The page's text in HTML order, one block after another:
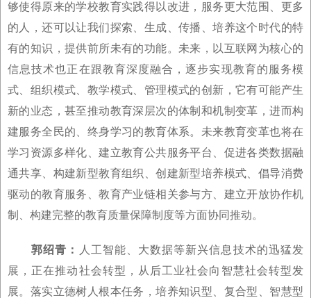
够使得原来的学校教育实践得以改进，服务更大范围、更多
的人，还可以让我们探索、生成、传播、培养这个时代的特
有的知识，提供前所未有的功能。未来，以互联网为核心的
信息技术也正在跟教育深度融合，逐步实现教育的服务模
式、组织模式、教学模式、管理模式的创新，它有可能产生
新的业态，甚至推动教育深层次的体制和机制变革，进而构
建服务全民的、终身学习的教育体系。未来教育变革也将在
学习资源多样化、建立教育公共服务平台、促进各类数据融
通共享、构建新型教育组织、创建新型培养模式、倡导消费
驱动的教育服务、教育产业链相关参与方、建立开放协作机
制、构建完整的教育质量保障制度等方面协同推动。
郭绍青：
人工智能、大数据等新兴信息技术的迅猛发
展，正在推动社会转型，从后工业社会向智慧社会转型发
展。落实立德树人根本任务，培养知识型、复合型、智慧型